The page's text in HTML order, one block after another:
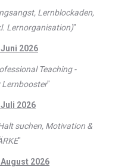
Lernblockaden,
Lernorganisation)"
2026
Teaching -
Lernbooster"
2026
suchen, Motivation &
"
2026